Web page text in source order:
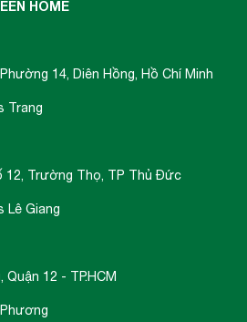
HOME
14, Diên Hồng, Hồ Chí Minh
Trang
12, Trường Thọ, TP Thủ Đức
Lê Giang
Quận 12 - TP.HCM